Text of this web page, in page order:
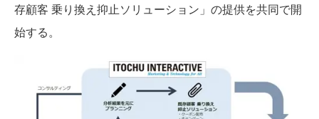
存顧客 乗り換え抑止ソリューション」の提供を共同で開
始する。